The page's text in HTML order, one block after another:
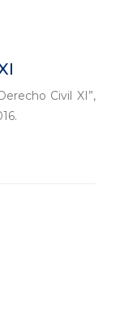
Civil XI”,